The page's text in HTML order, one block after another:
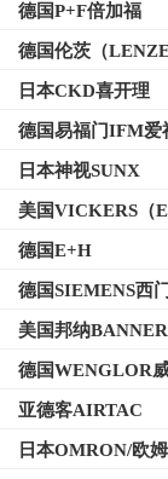
德国P+F倍加福
德国伦茨（LENZE
日本CKD喜开理
德国易福门IFM爱
日本神视SUNX
美国VICKERS（
格士
德国E+H
德国SIEMENS西
美国邦纳BANNER
德国WENGLOR
亚德客AIRTAC
日本OMRON/欧